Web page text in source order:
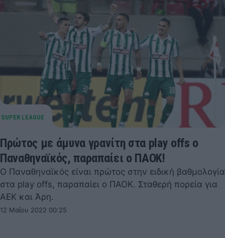
Πρώτος με άμυνα γρανίτη στα play offs ο
Παναθηναϊκός, παραπαίει ο ΠΑΟΚ!
Ο Παναθηναϊκός είναι πρώτος στην ειδική βαθμολογία
στα play offs, παραπαίει ο ΠΑΟΚ. Σταθερή πορεία για
ΑΕΚ και Άρη.
12 Μαΐου 2022 00:25